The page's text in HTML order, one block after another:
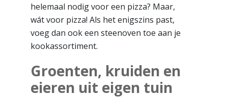
helemaal nodig voor een pizza? Maar,
wát voor pizza! Als het enigszins past,
voeg dan ook een steenoven toe aan je
kookassortiment.
Groenten, kruiden en
eieren uit eigen tuin